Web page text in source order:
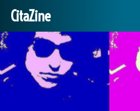
CitaZine